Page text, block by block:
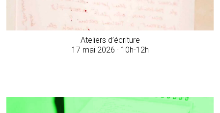
Ateliers d’écriture
17 mai 2026 · 10h-12h